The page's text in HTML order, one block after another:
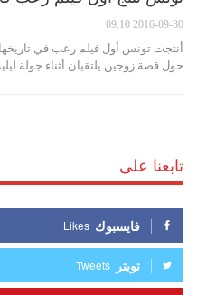
2016-09-30 09:10
أنتجت تونس أول فيلم رعب في
حول قصة زوجين يلتقيان أثناء جولة
تابعنا على
فايسبوك Likes
تويتر Tweets